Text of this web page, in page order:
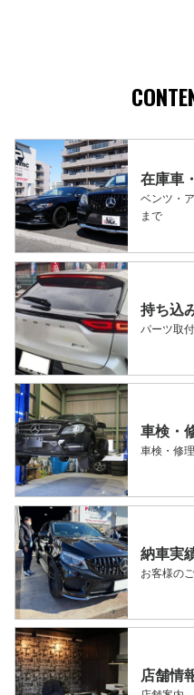
在庫車
ベンツ・
まで
持ち込
パーツ取
車検・
車検・修
納車実
お客様の
店舗情